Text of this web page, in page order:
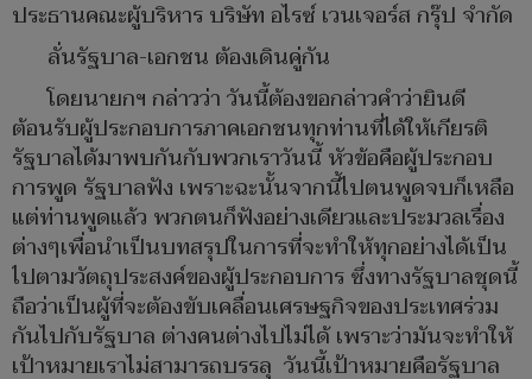
ประธานคณะผู้บริหาร บริษัท อไรซ์ เวนเจอร์ส กรุ๊ป จำกัด
ลั่นรัฐบาล-เอกชน ต้องเดินคู่กัน
โดยนายกฯ กล่าวว่า วันนี้ต้องขอกล่าวคำว่ายินดี
ต้อนรับผู้ประกอบการภาคเอกชนทุกท่านที่ได้ให้เกียรติ
รัฐบาลได้มาพบกันกับพวกเราวันนี้ หัวข้อคือผู้ประกอบ
การพูด รัฐบาลฟัง เพราะฉะนั้นจากนี้ไปตนพูดจบก็เหลือ
แต่ท่านพูดแล้ว พวกตนก็ฟังอย่างเดียวและประมวลเรื่อง
ต่างๆเพื่อนำเป็นบทสรุปในการที่จะทำให้ทุกอย่างได้เป็น
ไปตามวัตถุประสงค์ของผู้ประกอบการ ซึ่งทางรัฐบาลชุดนี้
ถือว่าเป็นผู้ที่จะต้องขับเคลื่อนเศรษฐกิจของประเทศร่วม
กันไปกับรัฐบาล ต่างคนต่างไปไม่ได้ เพราะว่ามันจะทำให้
เป้าหมายเราไม่สามารถบรรลุ วันนี้เป้าหมายคือรัฐบาล